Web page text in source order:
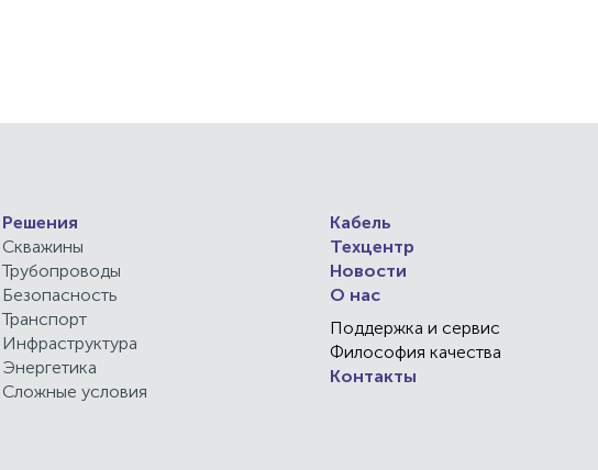
Решения
Скважины
Трубопроводы
Безопасность
Транспорт
Инфраструктура
Энергетика
Сложные условия
Кабель
Техцентр
Новости
О нас
Поддержка и сервис
Философия качества
Контакты